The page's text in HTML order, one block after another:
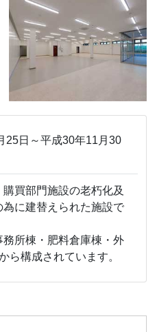
25日～平成30年11月30
購買部門施設の老朽化及
為に建替えられた施設で
務所棟・肥料倉庫棟・外
ら構成されています。